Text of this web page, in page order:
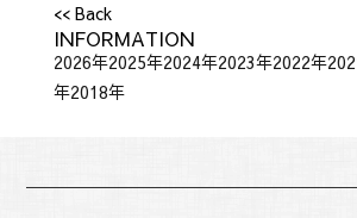
<< Back
INFORMATION
2026年2025年2024年2023年2022年
年2018年